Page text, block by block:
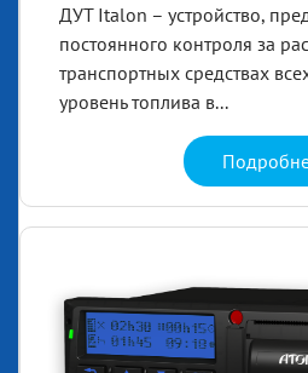
ДУТ Italon – устройство,
постоянного контроля за
транспортных средствах
уровень топлива в...